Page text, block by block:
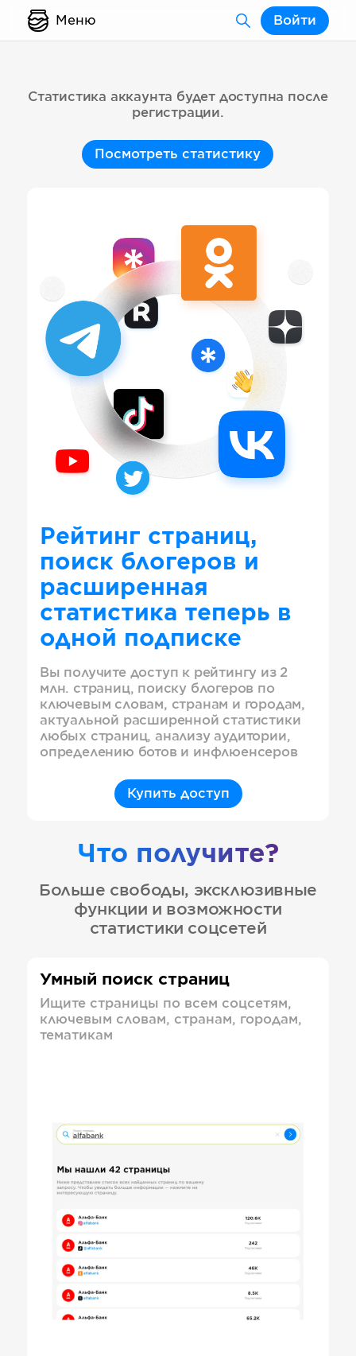
Меню Войти
Статистика аккаунта будет доступна после
регистрации.
Посмотреть статистику
Рейтинг страниц,
поиск блогеров и
расширенная
статистика теперь в
одной подписке
Вы получите доступ к рейтингу из 2
млн. страниц, поиску блогеров по
ключевым словам, странам и городам,
актуальной расширенной статистики
любых страниц, анализу аудитории,
определению ботов и инфлюенсеров
Купить доступ
Что получите?
Больше свободы, эксклюзивные
функции и возможности
статистики соцсетей
Умный поиск страниц
Ищите страницы по всем соцсетям,
ключевым словам, странам, городам,
тематикам